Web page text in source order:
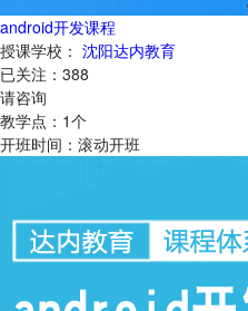
android开发课程
授课学校： 沈阳达内教育
已关注： 388
请咨询
教学点： 1个
开班时间： 滚动开班